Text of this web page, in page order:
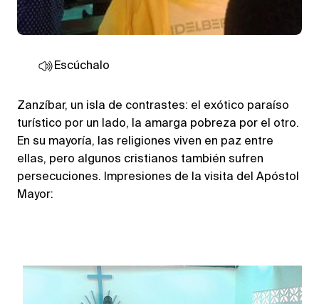
Escúchalo
Zanzíbar, un isla de contrastes: el exótico paraíso
turístico por un lado, la amarga pobreza por el otro.
En su mayoría, las religiones viven en paz entre
ellas, pero algunos cristianos también sufren
persecuciones. Impresiones de la visita del Apóstol
Mayor: